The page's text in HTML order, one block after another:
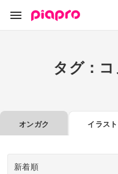
タグ：
オンガク イラスト
新着順